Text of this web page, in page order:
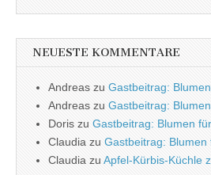
NEUESTE KOMMENTARE
Andreas zu Gastbeitrag:
Andreas zu Gastbeitrag:
Doris zu Gastbeitrag: Blumen
Claudia zu Gastbeitrag:
Claudia zu Apfel-Kürbis-Küchle